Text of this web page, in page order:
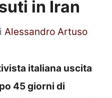
in Iran
Alessandro Artuso
italiana uscita
45 giorni di